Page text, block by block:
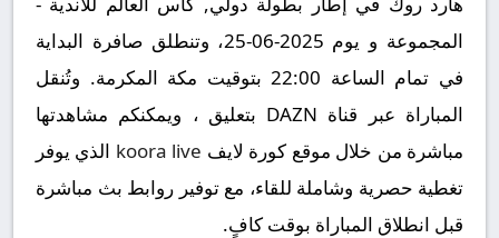
المجموعة و يوم 2025-06-25، وتنطلق صافرة البداية
في تمام الساعة 22:00 بتوقيت مكة المكرمة. وتُنقل
المباراة عبر قناة DAZN بتعليق ، ويمكنكم مشاهدتها
مباشرة من خلال موقع كورة لايف koora live الذي يوفر
تغطية حصرية وشاملة للقاء، مع توفير روابط بث مباشرة
قبل انطلاق المباراة بوقت كافٍ.